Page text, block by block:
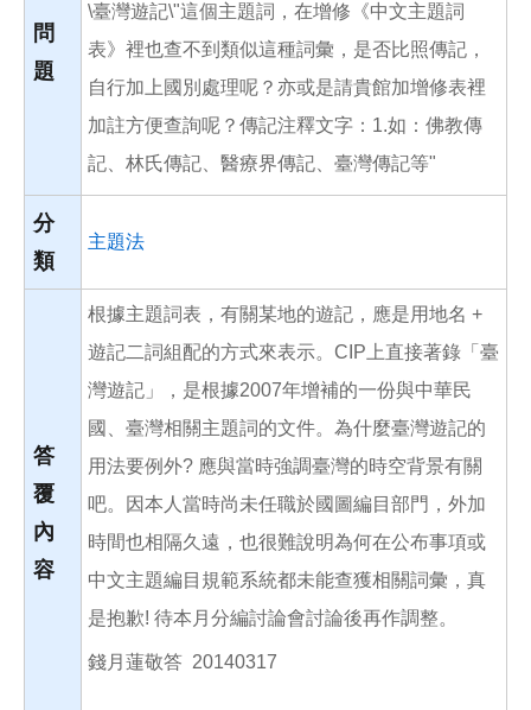
問
題
\臺灣遊記\"這個主題詞，在增修《中文主題詞
表》裡也查不到類似這種詞彙，是否比照傳記，
自行加上國別處理呢？亦或是請貴館加增修表裡
加註方便查詢呢？傳記注釋文字：1.如：佛教傳
記、林氏傳記、醫療界傳記、臺灣傳記等"
分
類
主題法
答
覆
內
容
根據主題詞表，有關某地的遊記，應是用地名 +
遊記二詞組配的方式來表示。CIP上直接著錄「臺
灣遊記」，是根據2007年增補的一份與中華民
國、臺灣相關主題詞的文件。為什麼臺灣遊記的
用法要例外? 應與當時強調臺灣的時空背景有關
吧。因本人當時尚未任職於國圖編目部門，外加
時間也相隔久遠，也很難說明為何在公布事項或
中文主題編目規範系統都未能查獲相關詞彙，真
是抱歉! 待本月分編討論會討論後再作調整。
錢月蓮敬答 20140317